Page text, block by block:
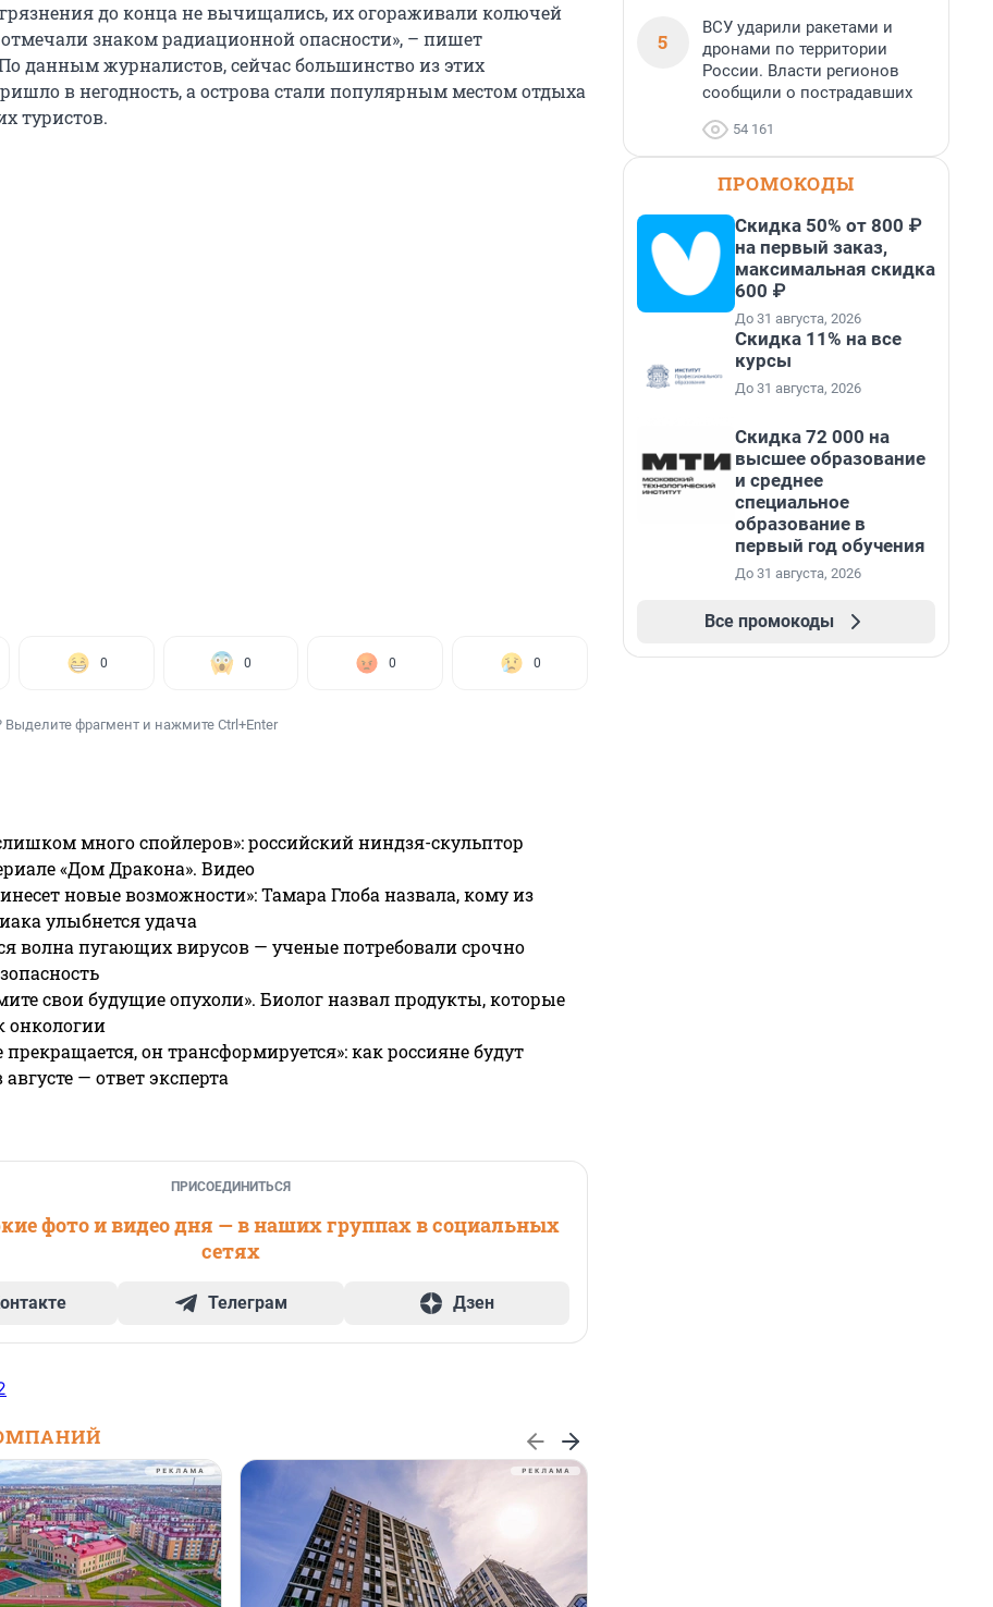
до конца не вычищались, их огораживали колючей
знаком радиационной опасности», – пишет
данным журналистов, сейчас большинство из этих
в негодность, а острова стали популярным местом отдыха
туристов.
0 0 0 0
Выделите фрагмент и нажмите Ctrl+Enter
много спойлеров»: российский ниндзя-скульптор
«Дом Дракона». Видео
новые возможности»: Тамара Глоба назвала, кому из
улыбнется удача
волна пугающих вирусов — ученые потребовали срочно
свои будущие опухоли». Биолог назвал продукты, которые
онкологии
прекращается, он трансформируется»: как россияне будут
— ответ эксперта
ПРИСОЕДИНИТЬСЯ
фото и видео дня — в наших группах в социальных
сетях
Телеграм Дзен
5
ВСУ ударили ракетами и
дронами по территории
России. Власти регионов
сообщили о пострадавших
54 161
ПРОМОКОДЫ
Скидка 50% от 800 ₽
на первый заказ,
максимальная скидка
600 ₽
До 31 августа, 2026
Скидка 11% на все
курсы
До 31 августа, 2026
Скидка 72 000 на
высшее образование
и среднее
специальное
образование в
первый год обучения
До 31 августа, 2026
Все промокоды